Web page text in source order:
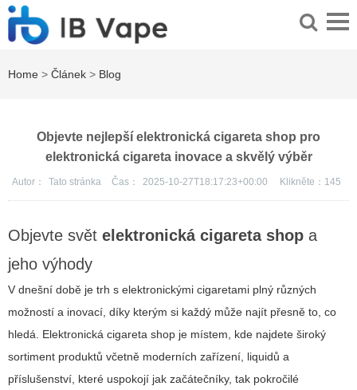
Home > Článek > Blog
Objevte nejlepší elektronická cigareta shop pro
elektronická cigareta inovace a skvělý výběr
Autor： Tato stránka Čas： 2025-10-27T18:17:23+00:00 Klikněte： 145
Objevte svět elektronická cigareta shop a
jeho výhody
V dnešní době je trh s elektronickými cigaretami plný různých
možností a inovací, díky kterým si každý může najít přesně to, co
hledá. Elektronická cigareta shop je místem, kde najdete široký
sortiment produktů včetně moderních zařízení, liquidů a
příslušenství, které uspokojí jak začátečníky, tak pokročilé